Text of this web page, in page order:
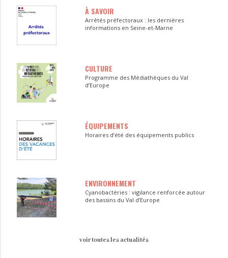
À SAVOIR
Arrêtés préfectoraux : les dernières
informations en Seine-et-Marne
CULTURE
Programme des Médiathèques du Val
d’Europe
ÉQUIPEMENTS
Horaires d’été des équipements publics
ENVIRONNEMENT
Cyanobactéries : vigilance renforcée autour
des bassins du Val d’Europe
voir toutes les actualités